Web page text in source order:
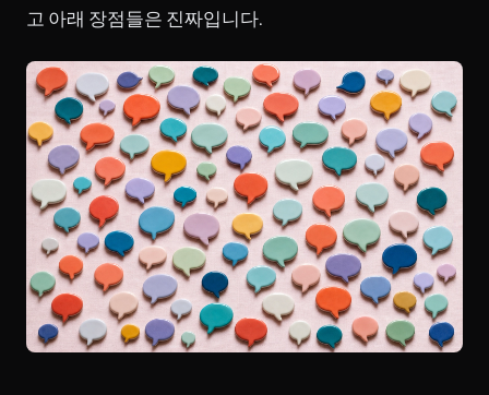
고 아래 장점들은 진짜입니다.